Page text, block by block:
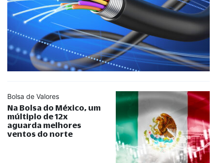
Bolsa de Valores
Na Bolsa do México, um
múltiplo de 12x
aguarda melhores
ventos do norte